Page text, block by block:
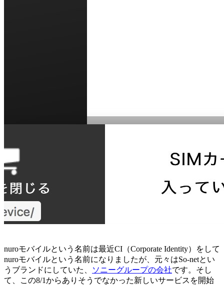
nuroモバイルという名前は最近CI（Corporate Identity）をして
nuroモバイルという名前になりましたが、元々はSo-netとい
うブランドにしていた、
ソニーグループの会社です。そし
て、この8/1からありそうでなかった新しいサービスを開始